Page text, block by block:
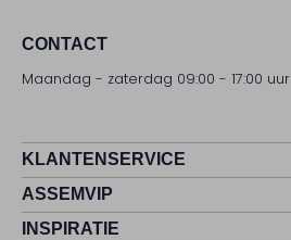
CONTACT
Maandag - zaterdag 09:00 - 17:00 uur
KLANTENSERVICE
ASSEMVIP
INSPIRATIE